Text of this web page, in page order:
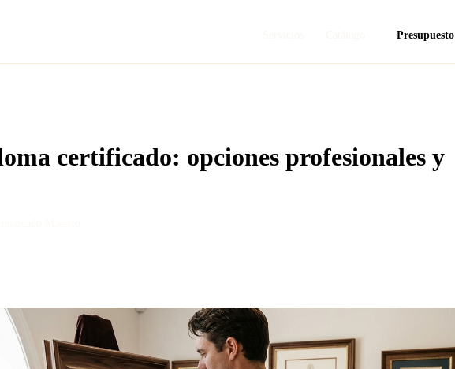
Presupuesto
certificado: opciones profesionales y